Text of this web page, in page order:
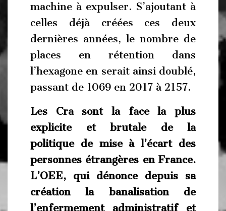
machine à expulser. S’ajoutant à
celles déjà créées ces deux
dernières années, le nombre de
places en rétention dans
l’hexagone en serait ainsi doublé,
passant de 1069 en 2017 à 2157.
Les Cra sont la face la plus
explicite et brutale de la
politique de mise à l’écart des
personnes étrangères en France.
L’OEE, qui dénonce depuis sa
création la banalisation de
l’enfermement administratif et